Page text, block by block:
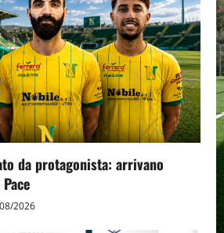
da protagonista: arrivano
2026